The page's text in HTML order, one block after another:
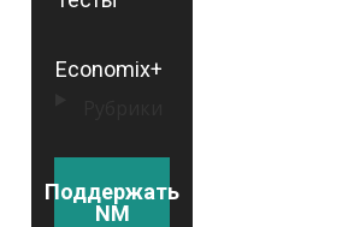
Economix+
Поддержать
NM